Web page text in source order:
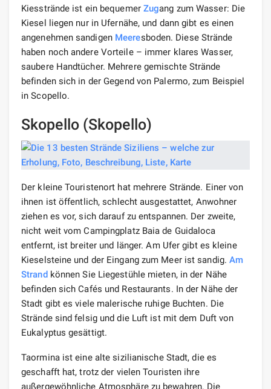
Kiesstrände ist ein bequemer Zugang zum Wasser: Die
Kiesel liegen nur in Ufernähe, und dann gibt es einen
angenehmen sandigen Meeresboden. Diese Strände
haben noch andere Vorteile – immer klares Wasser,
saubere Handtücher. Mehrere gemischte Strände
befinden sich in der Gegend von Palermo, zum Beispiel
in Scopello.
Skopello (Skopello)
Der kleine Touristenort hat mehrere Strände. Einer von
ihnen ist öffentlich, schlecht ausgestattet, Anwohner
ziehen es vor, sich darauf zu entspannen. Der zweite,
nicht weit vom Campingplatz Baia de Guidaloca
entfernt, ist breiter und länger. Am Ufer gibt es kleine
Kieselsteine ​​und der Eingang zum Meer ist sandig.Am
Strandkönnen Sie Liegestühle mieten, in der Nähe
befinden sich Cafés und Restaurants. In der Nähe der
Stadt gibt es viele malerische ruhige Buchten. Die
Strände sind felsig und die Luft ist mit dem Duft von
Eukalyptus gesättigt.
Taormina ist eine alte sizilianische Stadt, die es
geschafft hat, trotz der vielen Touristen ihre
außergewöhnliche Atmosphäre zu bewahren. Die